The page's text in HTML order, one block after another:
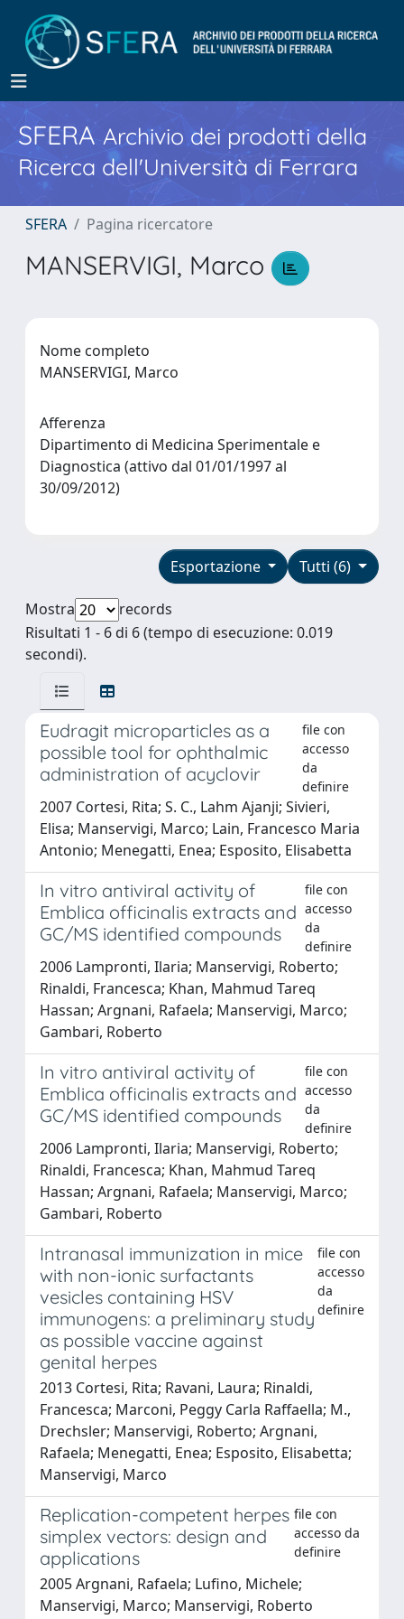
SFERA Archivio dei prodotti della
Ricerca dell'Università di Ferrara
SFERA Pagina ricercatore
MANSERVIGI, Marco
Nome completo
MANSERVIGI, Marco
Afferenza
Dipartimento di Medicina Sperimentale e
Diagnostica (attivo dal 01/01/1997 al
30/09/2012)
Tutti (6)
Esportazione
Mostra
records
Risultati 1 - 6 di 6 (tempo di esecuzione: 0.019
secondi).
Eudragit microparticles as a
possible tool for ophthalmic
administration of acyclovir
file con
accesso
da
definire
2007 Cortesi, Rita; S. C., Lahm Ajanji; Sivieri,
Elisa; Manservigi, Marco; Lain, Francesco Maria
Antonio; Menegatti, Enea; Esposito, Elisabetta
In vitro antiviral activity of
Emblica officinalis extracts and
GC/MS identified compounds
file con
accesso
da
definire
2006 Lampronti, Ilaria; Manservigi, Roberto;
Rinaldi, Francesca; Khan, Mahmud Tareq
Hassan; Argnani, Rafaela; Manservigi, Marco;
Gambari, Roberto
In vitro antiviral activity of
Emblica officinalis extracts and
GC/MS identified compounds
file con
accesso
da
definire
2006 Lampronti, Ilaria; Manservigi, Roberto;
Rinaldi, Francesca; Khan, Mahmud Tareq
Hassan; Argnani, Rafaela; Manservigi, Marco;
Gambari, Roberto
Intranasal immunization in mice
with non-ionic surfactants
vesicles containing HSV
immunogens: a preliminary study
as possible vaccine against
genital herpes
file con
accesso
da
definire
2013 Cortesi, Rita; Ravani, Laura; Rinaldi,
Francesca; Marconi, Peggy Carla Raffaella; M.,
Drechsler; Manservigi, Roberto; Argnani,
Rafaela; Menegatti, Enea; Esposito, Elisabetta;
Manservigi, Marco
Replication-competent herpes
simplex vectors: design and
applications
file con
accesso da
definire
2005 Argnani, Rafaela; Lufino, Michele;
Manservigi, Marco; Manservigi, Roberto